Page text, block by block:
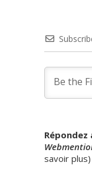
Répondez
savoir plus)